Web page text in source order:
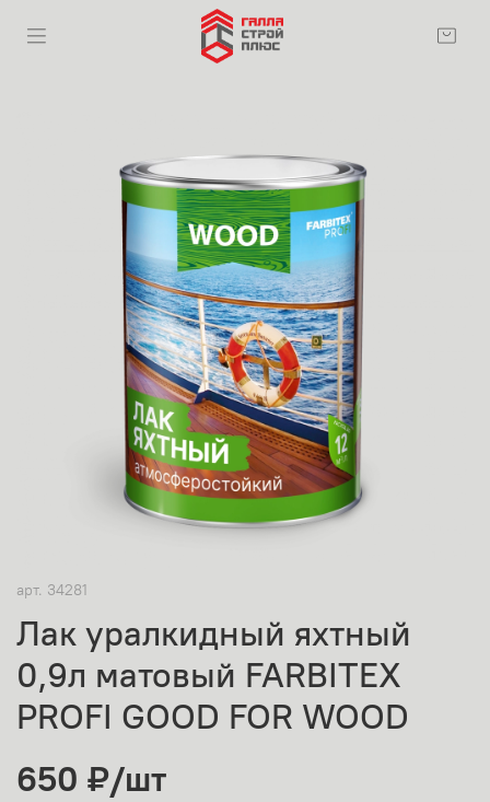
арт. 34281
Лак уралкидный яхтный
0,9л матовый FARBITEX
PROFI GOOD FOR WOOD
650 ₽/шт